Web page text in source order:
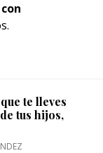
te lleves
tus hijos,